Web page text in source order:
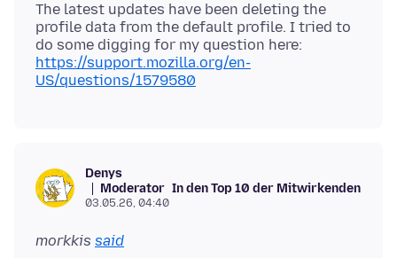
The latest updates have been deleting the
profile data from the default profile. I tried to
do some digging for my question here:
https://support.mozilla.org/en-
US/questions/1579580
Denys
Moderator In den Top 10 der Mitwirkenden
03.05.26, 04:40
morkkis said